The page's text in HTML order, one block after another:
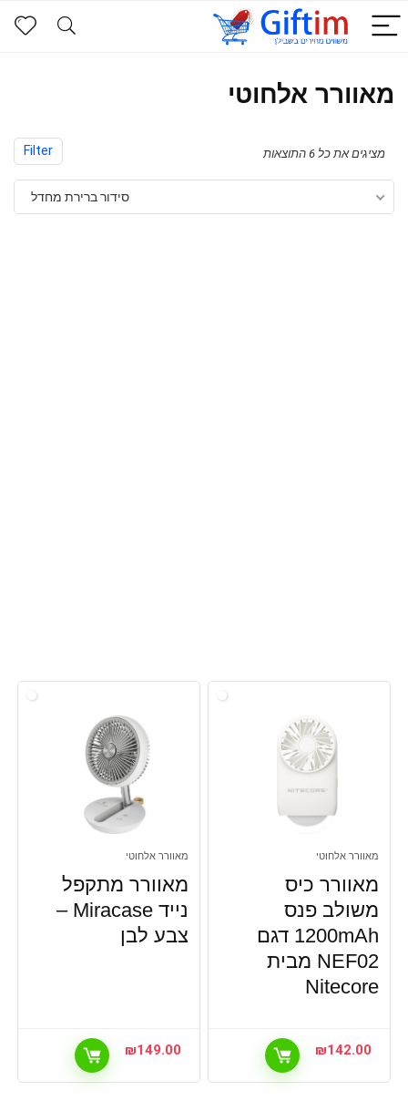
מאוורר אלחוטי
Filter מציגים את כל ⁦6⁩ התוצאות
סידור ברירת מחדל
מאוורר אלחוטי
מאוורר כיס
משולב פנס
1200mAh דגם
NEF02 מבית
Nitecore
₪142.00
מאוורר אלחוטי
מאוורר מתקפל
נייד Miracase –
צבע לבן
₪149.00